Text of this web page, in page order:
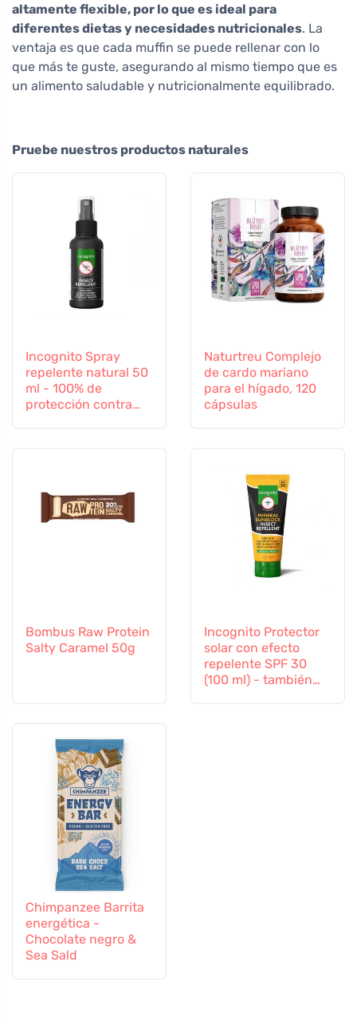
altamente flexible, por lo que es ideal para
diferentes dietas y necesidades nutricionales. La
ventaja es que cada muffin se puede rellenar con lo
que más te guste, asegurando al mismo tiempo que es
un alimento saludable y nutricionalmente equilibrado.
Pruebe nuestros productos naturales
Incognito Spray
repelente natural 50
ml - 100% de
protección contra
Naturtreu Complejo
de cardo mariano
para el hígado, 120
cápsulas
Bombus Raw Protein
Salty Caramel 50g
Incognito Protector
solar con efecto
repelente SPF 30
(100 ml) - también
Chimpanzee Barrita
energética -
Chocolate negro &
Sea Sald